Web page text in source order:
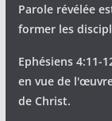
Parole révélée
former les
Ephésiens 4:11-
en vue de
de Christ.